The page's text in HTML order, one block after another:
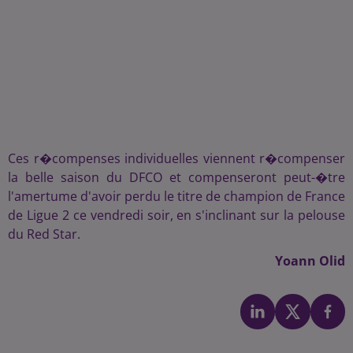
Ces r�compenses individuelles viennent r�compenser
la belle saison du DFCO et compenseront peut-�tre
l'amertume d'avoir perdu le titre de champion de France
de Ligue 2 ce vendredi soir, en s'inclinant sur la pelouse
du Red Star.
Yoann Olid